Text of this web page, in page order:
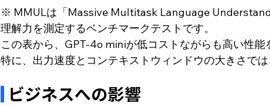
※ MMULは「Massive Multitask Language
理解力を測定するベンチマークテストです。
この表から、GPT-4o miniが低コストながらも高い性能
特に、出力速度とコンテキストウィンドウの大きさで
ビジネスへの影響